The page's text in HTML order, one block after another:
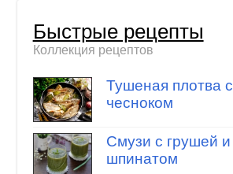
Быстрые рецепты
Коллекция рецептов
Тушеная плотва с
чесноком
Смузи с грушей и
шпинатом